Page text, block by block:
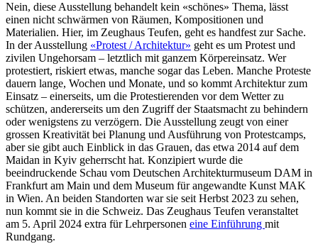
Nein, diese Ausstellung behandelt kein «schönes» Thema, lässt
einen nicht schwärmen von Räumen, Kompositionen und
Materialien. Hier, im Zeughaus Teufen, geht es handfest zur Sache.
In der Ausstellung «Protest / Architektur» geht es um Protest und
zivilen Ungehorsam – letztlich mit ganzem Körpereinsatz. Wer
protestiert, riskiert etwas, manche sogar das Leben. Manche Proteste
dauern lange, Wochen und Monate, und so kommt Architektur zum
Einsatz – einerseits, um die Protestierenden vor dem Wetter zu
schützen, andererseits um den Zugriff der Staatsmacht zu behindern
oder wenigstens zu verzögern. Die Ausstellung zeugt von einer
grossen Kreativität bei Planung und Ausführung von Protestcamps,
aber sie gibt auch Einblick in das Grauen, das etwa 2014 auf dem
Maidan in Kyiv geherrscht hat. Konzipiert wurde die
beeindruckende Schau vom Deutschen Architekturmuseum DAM in
Frankfurt am Main und dem Museum für angewandte Kunst MAK
in Wien. An beiden Standorten war sie seit Herbst 2023 zu sehen,
nun kommt sie in die Schweiz. Das Zeughaus Teufen veranstaltet
am 5. April 2024 extra für Lehrpersonen eine Einführung mit
Rundgang.